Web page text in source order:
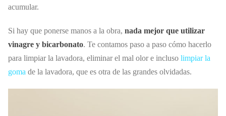
acumular.
Si hay que ponerse manos a la obra, nada mejor que utilizar
vinagre y bicarbonato. Te contamos paso a paso cómo hacerlo
para limpiar la lavadora, eliminar el mal olor e incluso limpiar la
goma de la lavadora, que es otra de las grandes olvidadas.